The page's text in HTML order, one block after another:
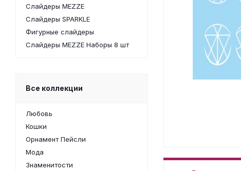
Слайдеры MEZZE
Слайдеры SPARKLE
Фигурные слайдеры
Слайдеры MEZZE Наборы 8 шт
Все коллекции
Любовь
Кошки
Орнамент Пейсли
Мода
Знаменитости